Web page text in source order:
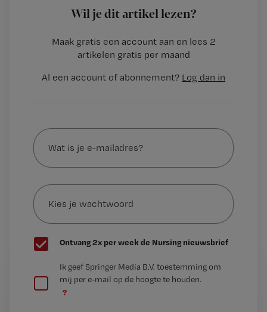
Wil je dit artikel lezen?
Maak gratis een account aan en lees 2
artikelen gratis per maand
Al een account of abonnement? Log dan in
Wat
is
je
mailadres?
Kies
je
wachtwoord
G
e
Ontvang 2x per week de Nursing nieuwsbrief
e
Ik geef Springer Media B.V. toestemming om
mij per e-mail op de hoogte te houden.
?
Gordon: rapporteren kan op veel manieren. In diverse